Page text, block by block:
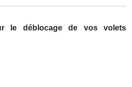
le déblocage de vos volets